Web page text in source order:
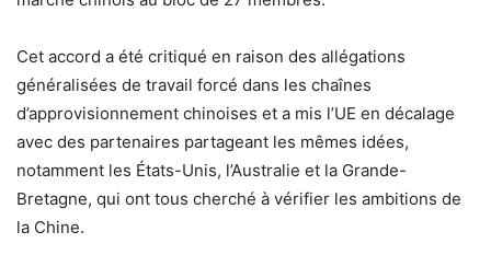
Cet accord a été critiqué en raison des allégations
généralisées de travail forcé dans les chaînes
d’approvisionnement chinoises et a mis l’UE en décalage
avec des partenaires partageant les mêmes idées,
notamment les États-Unis, l’Australie et la Grande-
Bretagne, qui ont tous cherché à vérifier les ambitions de
la Chine.